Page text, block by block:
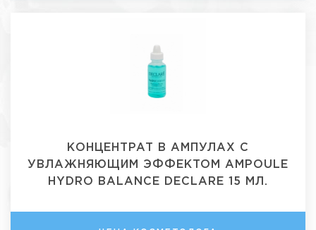
КОНЦЕНТРАТ В АМПУЛАХ С
УВЛАЖНЯЮЩИМ ЭФФЕКТОМ AMPOULE
HYDRO BALANCE DECLARE 15 МЛ.